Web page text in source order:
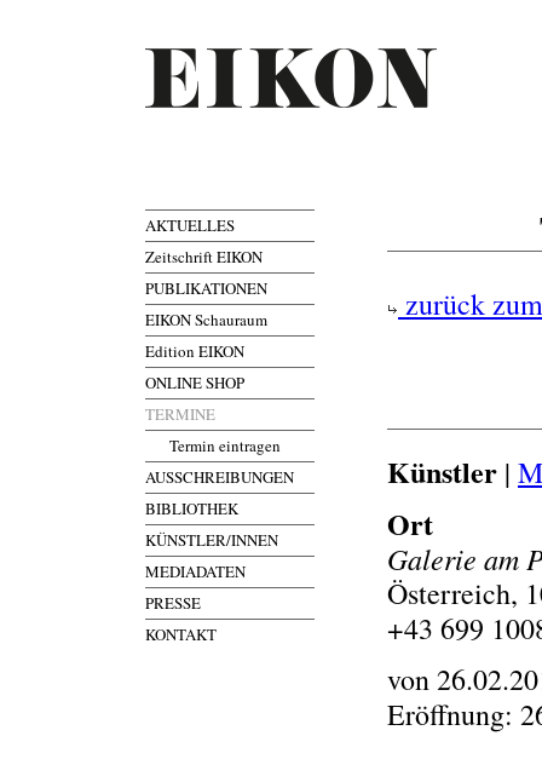
AKTUELLES
Zeitschrift EIKON
PUBLIKATIONEN
EIKON Schauraum
Edition EIKON
ONLINE SHOP
TERMINE
Termin eintragen
AUSSCHREIBUNGEN
BIBLIOTHEK
KÜNSTLER/INNEN
MEDIADATEN
PRESSE
KONTAKT
zurück
Künstler |
Ort
Galerie am
Österreich,
+43 699
von
Eröffnung: